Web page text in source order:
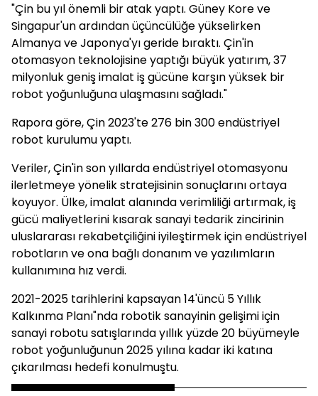
"Çin bu yıl önemli bir atak yaptı. Güney Kore ve
Singapur'un ardından üçüncülüğe yükselirken
Almanya ve Japonya'yı geride bıraktı. Çin'in
otomasyon teknolojisine yaptığı büyük yatırım, 37
milyonluk geniş imalat iş gücüne karşın yüksek bir
robot yoğunluğuna ulaşmasını sağladı."
Rapora göre, Çin 2023'te 276 bin 300 endüstriyel
robot kurulumu yaptı.
Veriler, Çin'in son yıllarda endüstriyel otomasyonu
ilerletmeye yönelik stratejisinin sonuçlarını ortaya
koyuyor. Ülke, imalat alanında verimliliği artırmak, iş
gücü maliyetlerini kısarak sanayi tedarik zincirinin
uluslararası rekabetçiliğini iyileştirmek için endüstriyel
robotların ve ona bağlı donanım ve yazılımların
kullanımına hız verdi.
2021-2025 tarihlerini kapsayan 14'üncü 5 Yıllık
Kalkınma Planı"nda robotik sanayinin gelişimi için
sanayi robotu satışlarında yıllık yüzde 20 büyümeyle
robot yoğunluğunun 2025 yılına kadar iki katına
çıkarılması hedefi konulmuştu.